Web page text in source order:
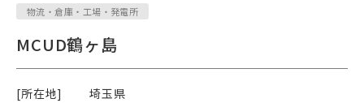
物流・倉庫・工場・発電所
MCUD鶴ヶ島
[所在地]
埼玉県